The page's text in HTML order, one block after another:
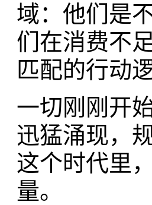
域：他们是
们在消费不
匹配的行动逻
一切刚刚开
迅猛涌现，
这个时代里
量。